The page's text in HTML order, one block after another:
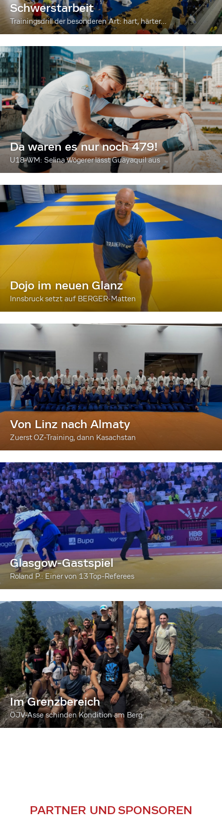
Schwerstarbeit
Trainingsdrill der besonderen Art: hart, härter...
Da waren es nur noch 479!
U18-WM: Selina Wögerer lässt Guayaquil aus
Dojo im neuen Glanz
Innsbruck setzt auf BERGER-Matten
Von Linz nach Almaty
Zuerst OZ-Training, dann Kasachstan
Glasgow-Gastspiel
Roland P.: Einer von 13 Top-Referees
Im Grenzbereich
ÖJV-Asse schinden Kondition am Berg
PARTNER UND SPONSOREN